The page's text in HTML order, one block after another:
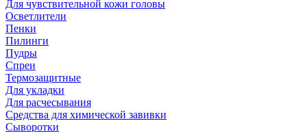
Для чувствительной кожи головы
Осветлители
Пенки
Пилинги
Пудры
Спреи
Термозащитные
Для укладки
Для расчесывания
Средства для химической завивки
Сыворотки